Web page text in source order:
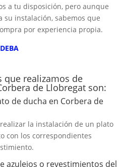
a tu disposición, pero aunque
su instalación, sabemos que
por experiencia propia.
que realizamos de
de Llobregat son:
de ducha en Corbera de
la instalación de un plato
con los correspondientes
azulejos o revestimientos del